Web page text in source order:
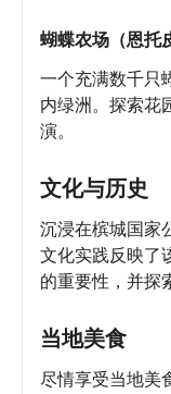
蝴蝶农场（恩托
一个充满数千只
内绿洲。探索花
演。
文化与历史
沉浸在槟城国家
文化实践反映了
的重要性，并探
当地美食
尽情享受当地美